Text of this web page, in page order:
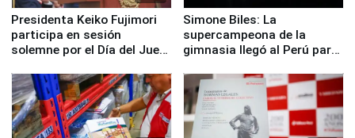
Presidenta Keiko Fujimori
participa en sesión
solemne por el Día del Juez
Simone Biles: La
supercampeona de la
gimnasia llegó al Perú para
Panamericanos Lima 2027